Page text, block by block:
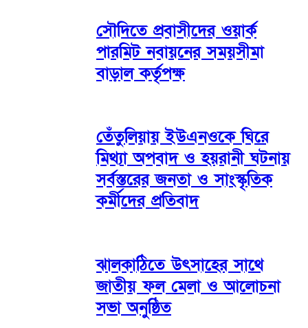
সৌদিতে প্রবাসীদের ওয়ার্ক
পারমিট নবায়নের সময়সীমা
বাড়াল কর্তৃপক্ষ
তেঁতুলিয়ায় ইউএনওকে ঘিরে
মিথ্যা অপবাদ ও হয়রানী ঘটনায়
সর্বস্তরের জনতা ও সাংস্কৃতিক
কর্মীদের প্রতিবাদ
ঝালকাঠিতে উৎসাহের সাথে
জাতীয় ফল মেলা ও আলোচনা
সভা অনুষ্ঠিত